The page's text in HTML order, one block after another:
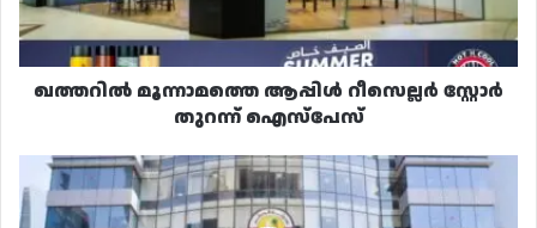
ഐസ്‌പേസ്
ഖത്തറിൽ മൂന്നാമത്തെ ആപ്പിൾ റീസെല്ലർ സ്റ്റോർ
തുറന്ന് ഐസ്‌പേസ്
ലൈസൻസ്
ഇല്ലാതെ
പ്രവർത്തിച്ച